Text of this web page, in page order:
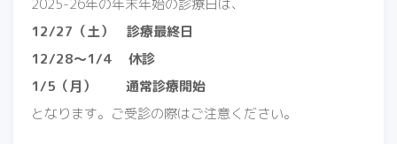
2025-26年の年末年始の診療日は、
12/27（土） 診療最終日
12/28〜1/4 休診
1/5（月） 通常診療開始
となります。ご受診の際はご注意ください。